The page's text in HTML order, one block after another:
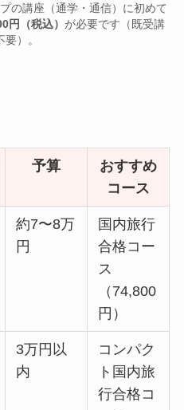
の講座（通学・通信）に初めて
円（税込） が必要です（既受講
）。
予算
おすすめ
コース
約7〜8万
円
国内旅行
合格コー
ス
（74,800
円）
3万円以
内
コンパク
ト国内旅
行合格コ